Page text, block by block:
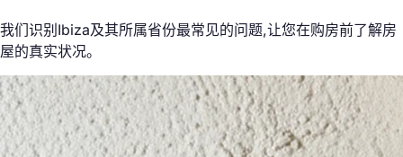
我们识别Ibiza及其所属省份最常见的问题,让您在购房前了解房
屋的真实状况。